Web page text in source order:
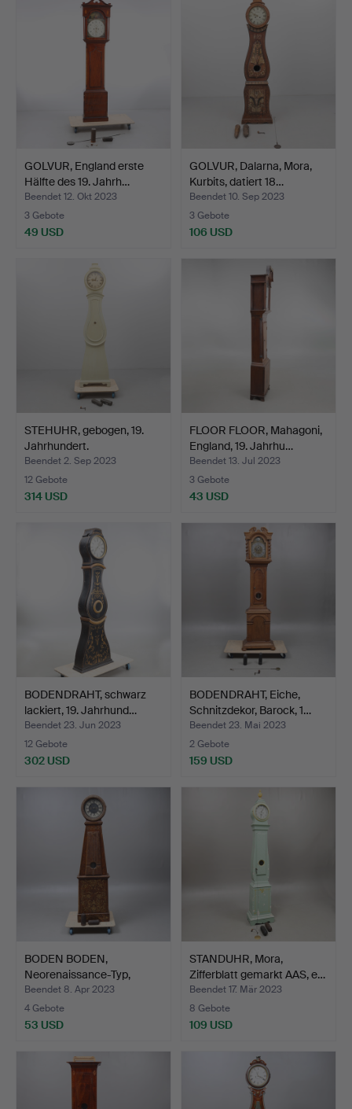
GOLVUR, England erste
Hälfte des 19. Jahrh…
Beendet 12. Okt 2023
3 Gebote
49 USD
GOLVUR, Dalarna, Mora,
Kurbits, datiert 18…
Beendet 10. Sep 2023
3 Gebote
106 USD
STEHUHR, gebogen, 19.
Jahrhundert.
Beendet 2. Sep 2023
12 Gebote
314 USD
FLOOR FLOOR, Mahagoni,
England, 19. Jahrhu…
Beendet 13. Jul 2023
3 Gebote
43 USD
BODENDRAHT, schwarz
lackiert, 19. Jahrhund…
Beendet 23. Jun 2023
12 Gebote
302 USD
BODENDRAHT, Eiche,
Schnitzdekor, Barock, 1…
Beendet 23. Mai 2023
2 Gebote
159 USD
BODEN BODEN,
Neorenaissance-Typ,
bemaltes …
Beendet 8. Apr 2023
4 Gebote
53 USD
STANDUHR, Mora,
Zifferblatt gemarkt AAS, e…
Beendet 17. Mär 2023
8 Gebote
109 USD